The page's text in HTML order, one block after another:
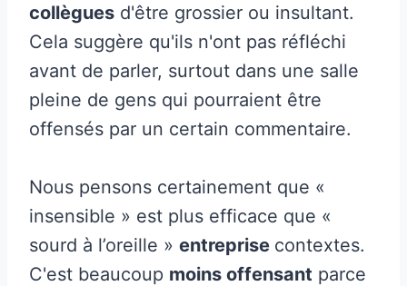
collègues d'être grossier ou insultant.
Cela suggère qu'ils n'ont pas réfléchi
avant de parler, surtout dans une salle
pleine de gens qui pourraient être
offensés par un certain commentaire.
Nous pensons certainement que «
insensible » est plus efficace que «
sourd à l’oreille » entreprise contextes.
C'est beaucoup moins offensant parce